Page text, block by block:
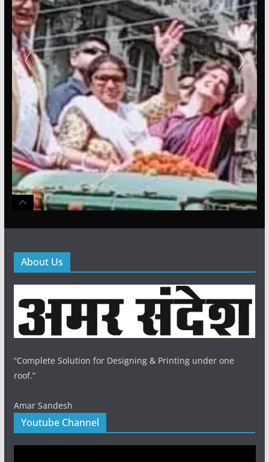
About Us
“Complete Solution for Designing & Printing under one
roof.”
Amar Sandesh
Youtube Channel